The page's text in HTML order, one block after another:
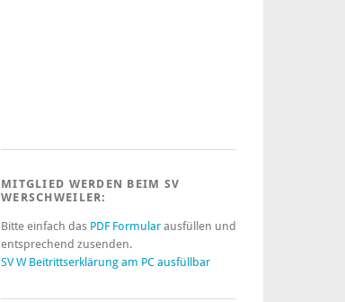
MITGLIED WERDEN BEIM SV
WERSCHWEILER:
Bitte einfach das PDF Formular ausfüllen und
entsprechend zusenden.
SV W Beitrittserklärung am PC ausfüllbar